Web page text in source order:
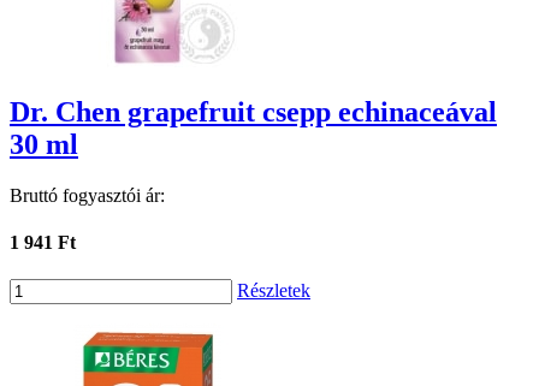
Dr. Chen grapefruit csepp echinaceával
30 ml
Bruttó fogyasztói ár:
1 941 Ft
Részletek